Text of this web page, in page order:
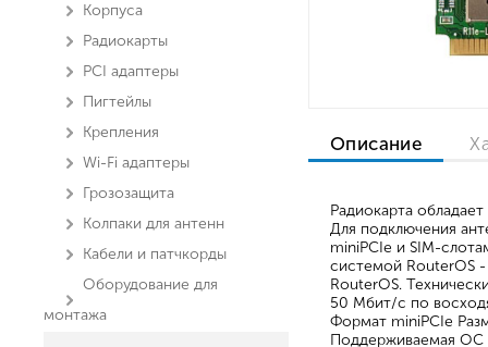
Корпуса
Радиокарты
PCI адаптеры
Пигтейлы
Крепления
Wi-Fi адаптеры
Грозозащита
Колпаки для антенн
Кабели и патчкорды
Оборудование для
монтажа
Описание
Радиокарта
Для подключения
miniPCIe и SIM-
системой RouterOS
RouterOS.
50 Мбит/с по
Формат miniPCIe
Поддерживаемая ОС